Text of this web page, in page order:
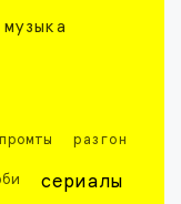
музыка
промты разгон
сериалы